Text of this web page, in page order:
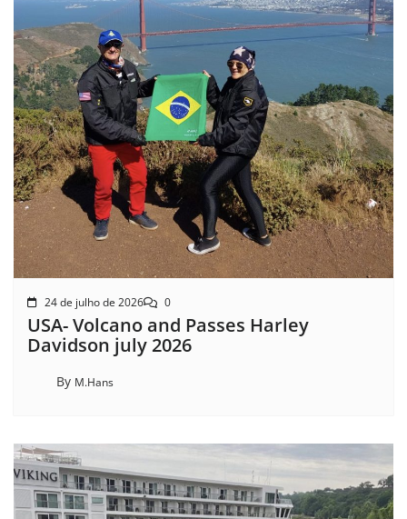
24 de julho de 2026 0
USA- Volcano and Passes Harley
Davidson july 2026
By M.Hans